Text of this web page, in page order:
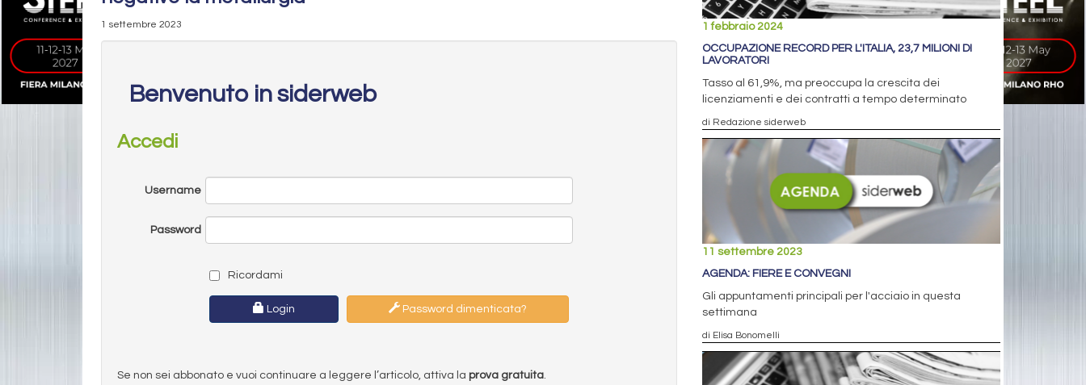
1 settembre 2023
Benvenuto in siderweb
Accedi
Username
Password
Ricordami
Login Password dimenticata?
Se non sei abbonato e vuoi continuare a leggere l’articolo, attiva la prova gratuita.
1 febbraio 2024
OCCUPAZIONE RECORD PER L'ITALIA, 23,7 MILIONI DI
LAVORATORI
Tasso al 61,9%, ma preoccupa la crescita dei
licenziamenti e dei contratti a tempo determinato
di Redazione siderweb
11 settembre 2023
AGENDA: FIERE E CONVEGNI
Gli appuntamenti principali per l'acciaio in questa
settimana
di Elisa Bonomelli